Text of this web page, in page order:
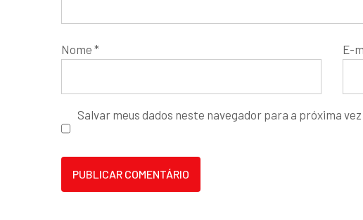
Nome * E-
Salvar meus dados neste navegador para a próxima